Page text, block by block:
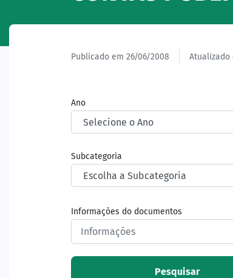
Publicado em 26/06/2008 Atualizado
Ano
Subcategoria
Informações do documentos
Pesquisar